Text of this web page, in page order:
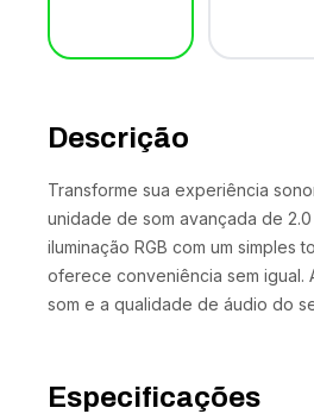
Descrição
Transforme sua experiência
unidade de som avançada de
iluminação RGB com um simples
oferece conveniência sem igual.
som e a qualidade de áudio do
Especificações